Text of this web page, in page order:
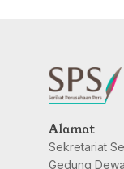
Alamat
Sekretariat
Gedung